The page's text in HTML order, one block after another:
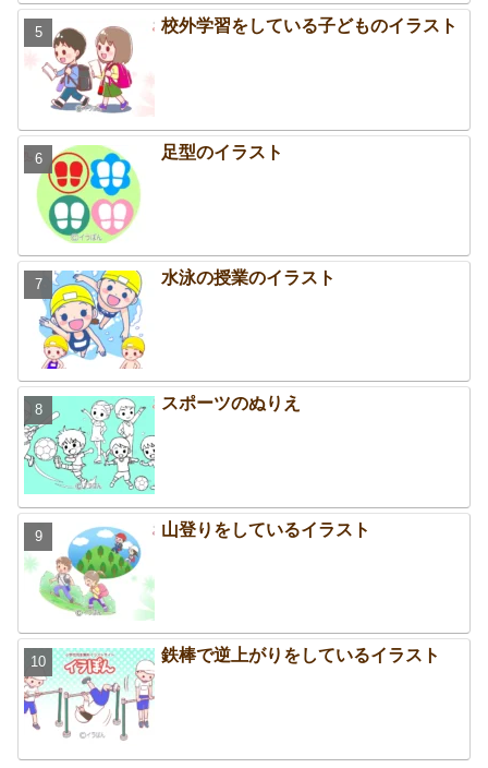
校外学習をしている子どものイラスト
足型のイラスト
水泳の授業のイラスト
スポーツのぬりえ
山登りをしているイラスト
鉄棒で逆上がりをしているイラスト